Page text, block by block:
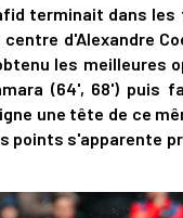
terminait dans les
d'Alexandre
les meilleures
(64', 68') puis
une tête de ce
points s'apparente